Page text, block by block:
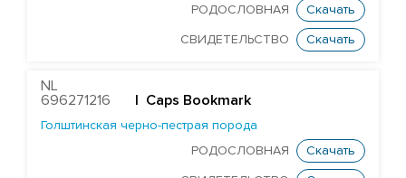
Скандинавская-красная порода
Шортгорнская порода
РОДОСЛОВНАЯ
Скачать
СВИДЕТЕЛЬСТВО Скачать
NL
696271216
| Caps Bookmark
Голштинская черно-пестрая порода
РОДОСЛОВНАЯ
Скачать